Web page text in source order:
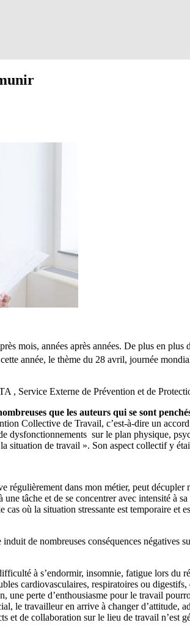
mois, années après années. De plus en
année, le thème du 28 avril, journée
, Service Externe de Prévention et de
que les auteurs qui se sont
Collective de Travail, c’est-à-dire un
dysfonctionnements sur le plan physique,
situation de travail ». Son aspect collectif y
régulièrement dans mon métier, peut
tâche et de se concentrer avec intensité à
où la situation stressante est temporaire et
de nombreuses conséquences
à s’endormir, insomnie, fatigue lors du
cardiovasculaires, respiratoires ou
perte d’enthousiasme pour le travail
le travailleur en arrive à changer d’attitude,
et de collaboration sur le lieu de travail n’est